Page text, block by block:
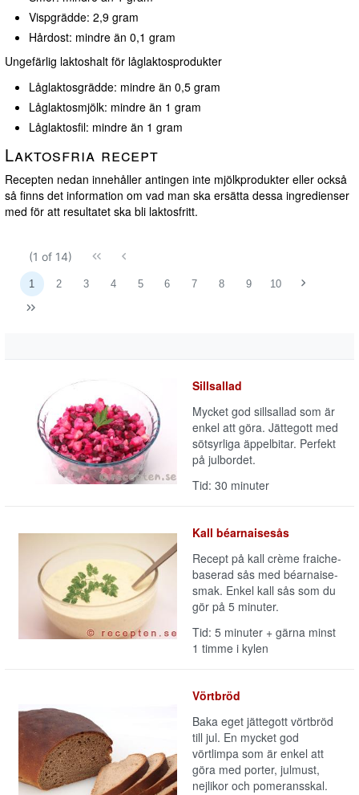
Vispgrädde: 2,9 gram
Hårdost: mindre än 0,1 gram
Ungefärlig laktoshalt för låglaktosprodukter
Låglaktosgrädde: mindre än 0,5 gram
Låglaktosmjölk: mindre än 1 gram
Låglaktosfil: mindre än 1 gram
Laktosfria recept
Recepten nedan innehåller antingen inte mjölkprodukter eller också
så finns det information om vad man ska ersätta dessa ingredienser
med för att resultatet ska bli laktosfritt.
(1 of 14)
1 2 3 4 5 6 7 8 9 10
Sillsallad
Mycket god sillsallad som är
enkel att göra. Jättegott med
sötsyrliga äppelbitar. Perfekt
på julbordet.
Tid: 30 minuter
Kall béarnaisesås
Recept på kall crème fraiche-
baserad sås med béarnaise-
smak. Enkel kall sås som du
gör på 5 minuter.
Tid: 5 minuter + gärna minst
1 timme i kylen
Vörtbröd
Baka eget jättegott vörtbröd
till jul. En mycket god
vörtlimpa som är enkel att
göra med porter, julmust,
nejlikor och pomeransskal.